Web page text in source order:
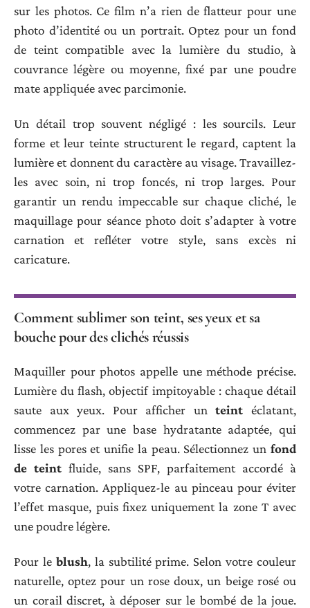
sur les photos. Ce film n’a rien de flatteur pour une
photo d’identité ou un portrait. Optez pour un fond
de teint compatible avec la lumière du studio, à
couvrance légère ou moyenne, fixé par une poudre
mate appliquée avec parcimonie.
Un détail trop souvent négligé : les sourcils. Leur
forme et leur teinte structurent le regard, captent la
lumière et donnent du caractère au visage. Travaillez-
les avec soin, ni trop foncés, ni trop larges. Pour
garantir un rendu impeccable sur chaque cliché, le
maquillage pour séance photo doit s’adapter à votre
carnation et refléter votre style, sans excès ni
caricature.
Comment sublimer son teint, ses yeux et sa
bouche pour des clichés réussis
Maquiller pour photos appelle une méthode précise.
Lumière du flash, objectif impitoyable : chaque détail
saute aux yeux. Pour afficher unteint éclatant,
commencez par une base hydratante adaptée, qui
lisse les pores et unifie la peau. Sélectionnez un fond
de teint fluide, sans SPF, parfaitement accordé à
votre carnation. Appliquez-le au pinceau pour éviter
l’effet masque, puis fixez uniquement la zone T avec
une poudre légère.
Pour le blush, la subtilité prime. Selon votre couleur
naturelle, optez pour un rose doux, un beige rosé ou
un corail discret, à déposer sur le bombé de la joue.